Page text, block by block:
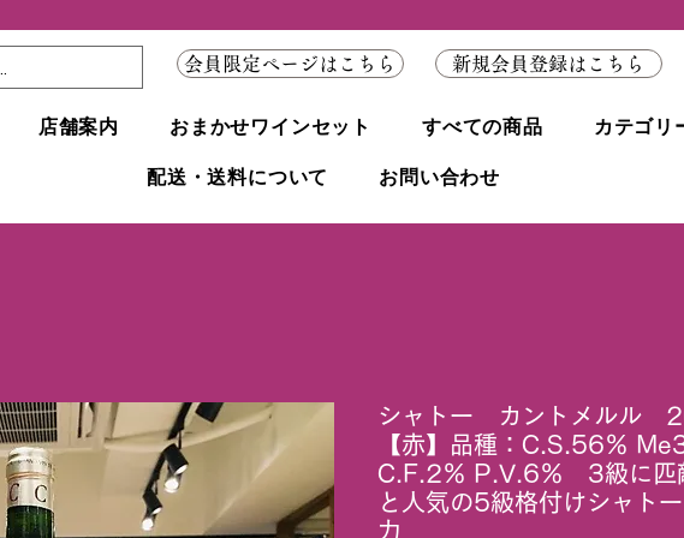
会員限定ページはこちら 新規会員登録はこちら
店舗案内 おまかせワインセット すべての商品 カテゴリ
配送・送料について お問い合わせ
シャトー カントメルル
【赤】品種：C.S.56％
C.F.2％ P.V.6％ 3級に匹
と人気の5級格付けシャト
力